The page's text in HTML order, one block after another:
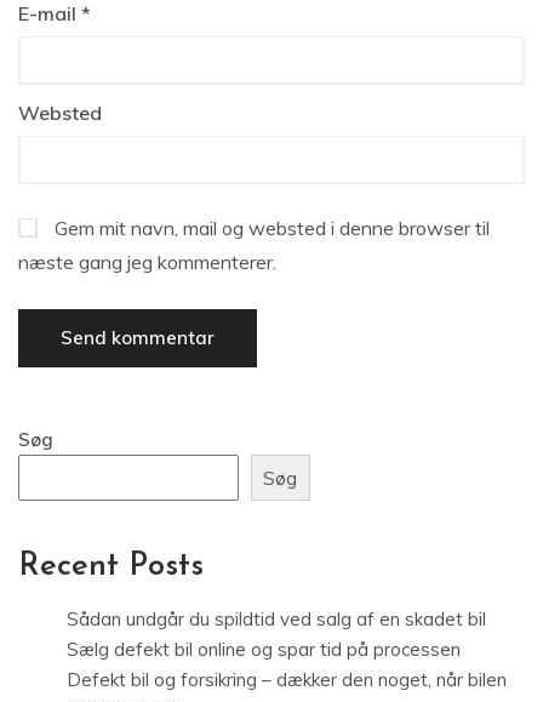
E-mail *
Websted
Gem mit navn, mail og websted i denne browser til
næste gang jeg kommenterer.
Søg
Søg
Recent Posts
Sådan undgår du spildtid ved salg af en skadet bil
Sælg defekt bil online og spar tid på processen
Defekt bil og forsikring – dækker den noget, når bilen